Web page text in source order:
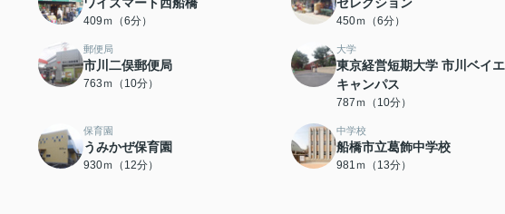
409ｍ（6分） 450ｍ（6分）
郵便局
市川二俣郵便局
763ｍ（10分）
大学
東京経営短期大学 市川ベイ
キャンパス
787ｍ（10分）
保育園
うみかぜ保育園
930ｍ（12分）
中学校
船橋市立葛飾中学校
981ｍ（13分）